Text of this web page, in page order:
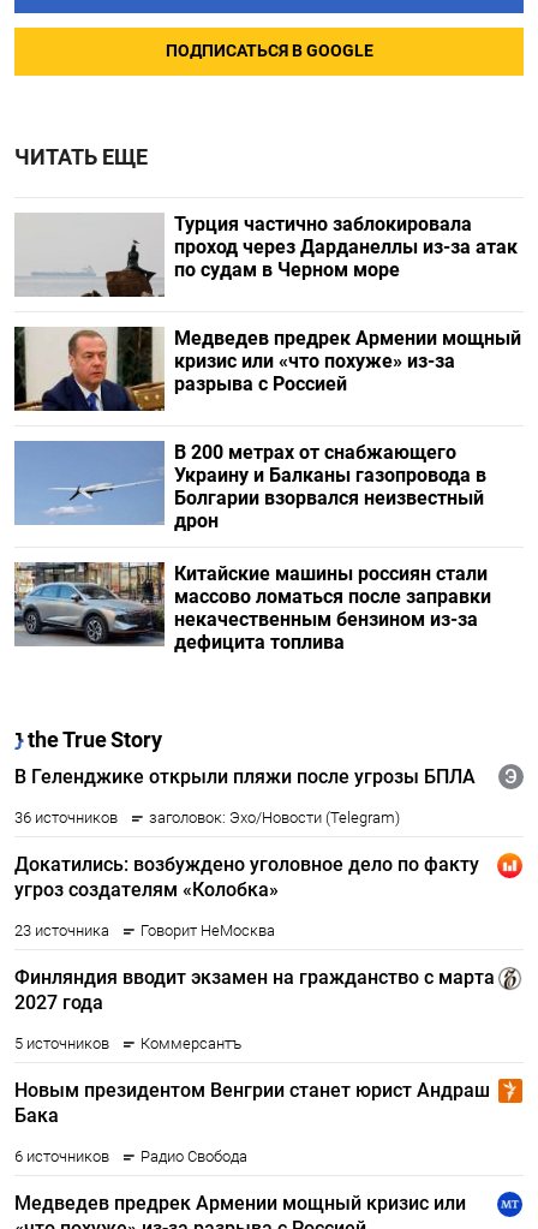
ПОДПИСАТЬСЯ В GOOGLE
ЧИТАТЬ ЕЩЕ
Турция частично заблокировала
проход через Дарданеллы из-за атак
по судам в Черном море
Медведев предрек Армении мощный
кризис или «что похуже» из-за
разрыва с Россией
В 200 метрах от снабжающего
Украину и Балканы газопровода в
Болгарии взорвался неизвестный
дрон
Китайские машины россиян стали
массово ломаться после заправки
некачественным бензином из-за
дефицита топлива